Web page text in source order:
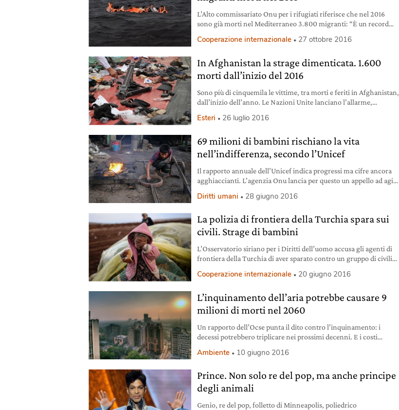
L’Alto commissariato Onu per i rifugiati riferisce che nel 2016
sono già morti nel Mediterraneo 3.800 migranti: “È un record
Cooperazione internazionale 27 ottobre 2016
In Afghanistan la strage dimenticata. 1.600
morti dall’inizio del 2016
Sono più di cinquemila le vittime, tra morti e feriti in Afghanistan,
dall’inizio dell’anno. Le Nazioni Unite lanciano l’allarme,
Esteri 26 luglio 2016
69 milioni di bambini rischiano la vita
nell’indifferenza, secondo l’Unicef
Il rapporto annuale dell’Unicef indica progressi ma cifre ancora
agghiaccianti. L’agenzia Onu lancia per questo un appello ad agire
Diritti umani 28 giugno 2016
La polizia di frontiera della Turchia spara sui
civili. Strage di bambini
L’Osservatorio siriano per i Diritti dell’uomo accusa gli agenti di
frontiera della Turchia di aver sparato contro un gruppo di civili
Cooperazione internazionale 20 giugno 2016
L’inquinamento dell’aria potrebbe causare 9
milioni di morti nel 2060
Un rapporto dell’Ocse punta il dito contro l’inquinamento: i
decessi potrebbero triplicare nei prossimi decenni. E i costi
Ambiente 10 giugno 2016
Prince. Non solo re del pop, ma anche principe
degli animali
Genio, re del pop, folletto di Minneapolis, poliedrico